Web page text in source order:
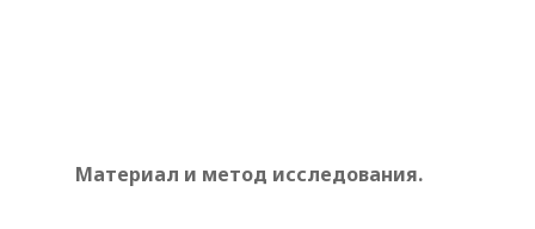
Материал и метод исследования.